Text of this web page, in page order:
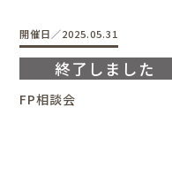
開催日／2025.05.31
FP相談会